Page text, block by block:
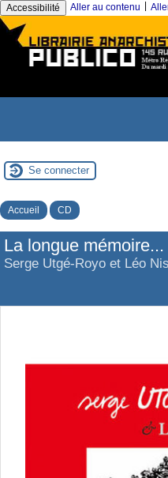
Accessibilité Aller au contenu
Se connecter
Accueil CD
La longue
Serge Utgé-Royo et Léo